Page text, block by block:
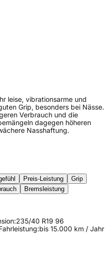
leise, vibrationsarme und
Grip, besonders bei Nässe.
Verbrauch und die
dagegen höheren
Nasshaftung.
Preis-Leistung
Grip
Bremsleistung
235/40 R19 96
bis 15.000 km / Jahr